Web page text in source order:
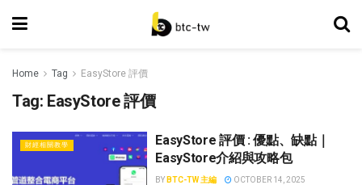
Home Tag EasyStore 評價
Tag: EasyStore 評價
財經相關教學
EasyStore 評價 : 優點、缺點｜
EasyStore介紹與攻略包
BY BTC-TW 主編 OCTOBER 14, 2025